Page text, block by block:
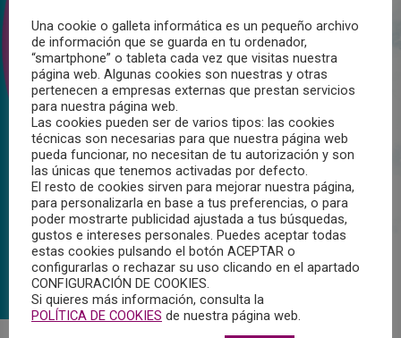
Una cookie o galleta informática es un pequeño archivo
de información que se guarda en tu ordenador,
“smartphone” o tableta cada vez que visitas nuestra
página web. Algunas cookies son nuestras y otras
pertenecen a empresas externas que prestan servicios
para nuestra página web.
Las cookies pueden ser de varios tipos: las cookies
técnicas son necesarias para que nuestra página web
pueda funcionar, no necesitan de tu autorización y son
las únicas que tenemos activadas por defecto.
El resto de cookies sirven para mejorar nuestra página,
para personalizarla en base a tus preferencias, o para
poder mostrarte publicidad ajustada a tus búsquedas,
gustos e intereses personales. Puedes aceptar todas
estas cookies pulsando el botón ACEPTAR o
configurarlas o rechazar su uso clicando en el apartado
CONFIGURACIÓN DE COOKIES.
Si quieres más información, consulta la
POLÍTICA DE COOKIES de nuestra página web.